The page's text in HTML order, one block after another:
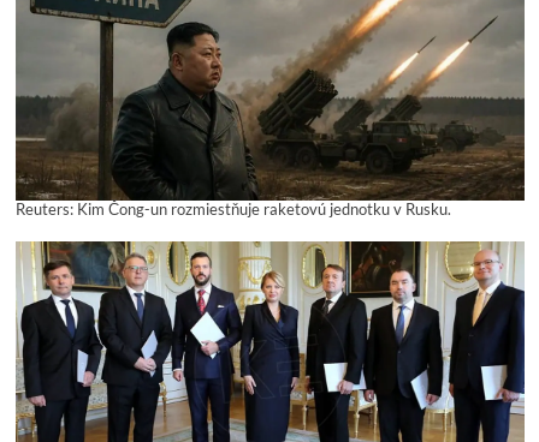
Reuters: Kim Čong-un rozmiestňuje raketovú jednotku v Rusku.